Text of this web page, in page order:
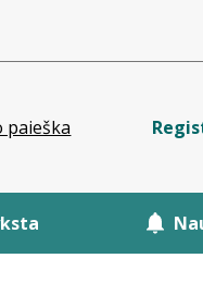
paieška